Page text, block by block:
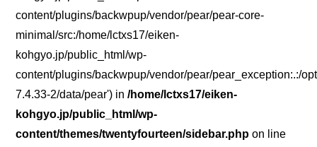
content/plugins/backwpup/vendor/pear/pear-core-
minimal/src:/home/lctxs17/eiken-
kohgyo.jp/public_html/wp-
content/plugins/backwpup/vendor/pear/pear_exception:.:/
7.4.33-2/data/pear') in/home/lctxs17/eiken-
kohgyo.jp/public_html/wp-
content/themes/twentyfourteen/sidebar.php on line